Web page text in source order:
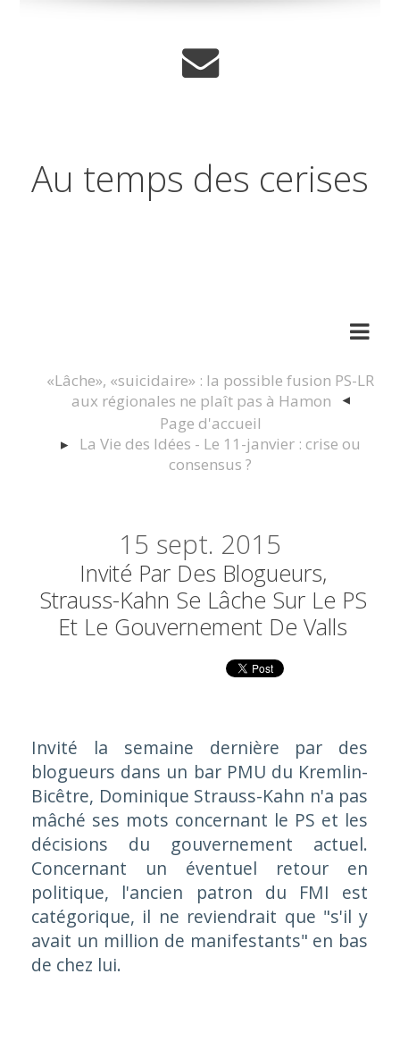
Au temps des cerises
«Lâche», «suicidaire» : la possible fusion PS-LR
aux régionales ne plaît pas à Hamon
Page d'accueil
La Vie des Idées - Le 11-janvier : crise ou
consensus ?
15 sept. 2015
Invité Par Des Blogueurs,
Strauss-Kahn Se Lâche Sur Le PS
Et Le Gouvernement De Valls
Invité la semaine dernière par des
blogueurs dans un bar PMU du Kremlin-
Bicêtre, Dominique Strauss-Kahn n'a pas
mâché ses mots concernant le PS et les
décisions du gouvernement actuel.
Concernant un éventuel retour en
politique, l'ancien patron du FMI est
catégorique, il ne reviendrait que "s'il y
avait un million de manifestants" en bas
de chez lui.